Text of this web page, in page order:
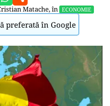
Matache, în ECONOMIE
preferată în Google